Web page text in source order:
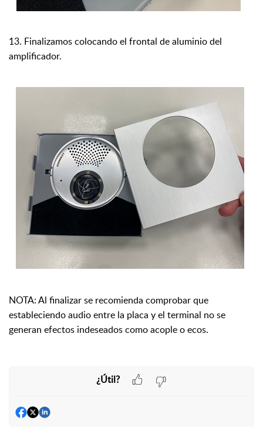
13. Finalizamos colocando el frontal de aluminio del
amplificador.
NOTA: Al finalizar se recomienda comprobar que
estableciendo audio entre la placa y el terminal no se
generan efectos indeseados como acople o ecos.
¿Útil?